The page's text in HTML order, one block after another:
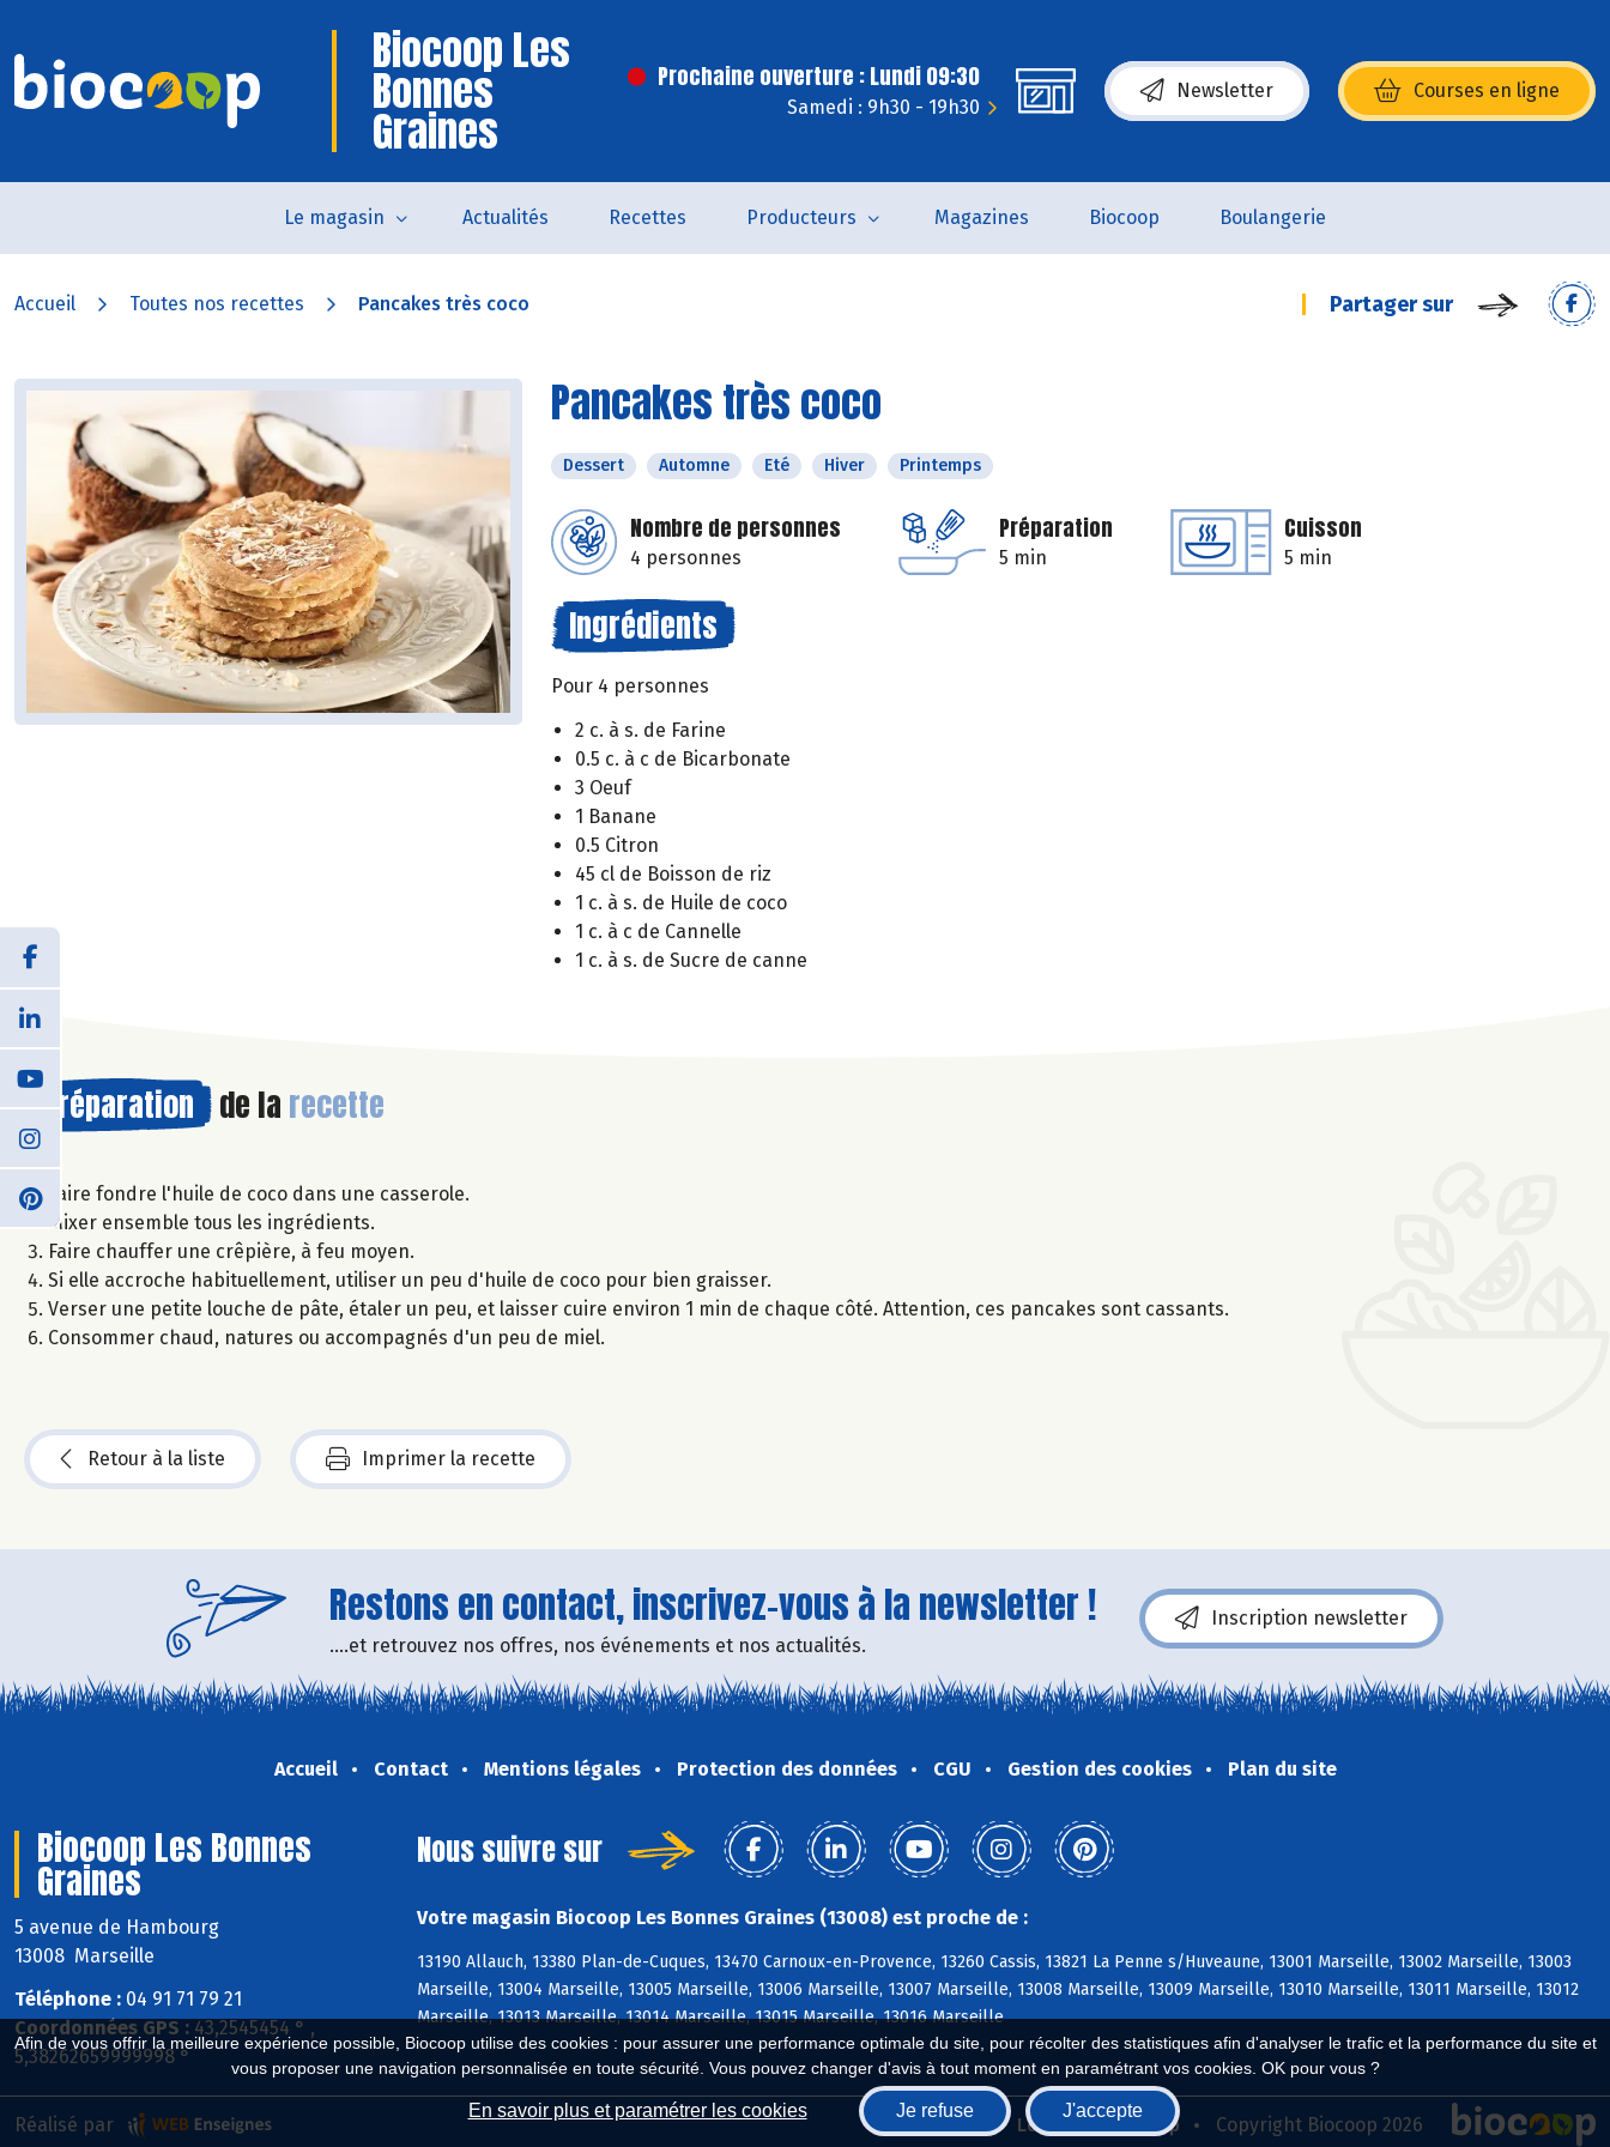
Afin de vous offrir la meilleure expérience possible, Biocoop utilise des cookies : pour assurer une performance optimale du site, pour récolter des statistiques afin d'analyser le trafic et la performance du site et
vous proposer une navigation personnalisée en toute sécurité. Vous pouvez changer d'avis à tout moment en paramétrant vos cookies. OK pour vous ?
En savoir plus et paramétrer les cookies Je refuse J'accepte
Biocoop Les
Bonnes
Graines
Prochaine ouverture : Lundi 09:30
Samedi : 9h30 - 19h30
Newsletter Courses en ligne
(s’ouvre dans une nouvelle fenêtre)
Le magasin Actualités Recettes Producteurs Magazines Biocoop Boulangerie
Accueil Toutes nos recettes Pancakes très coco Partager sur
Pancakes très coco
Dessert Automne Eté Hiver Printemps
Nombre de personnes
4 personnes
Préparation
5 min
Cuisson
5 min
Ingrédients
Pour 4 personnes
2 c. à s. de Farine
0.5 c. à c de Bicarbonate
3 Oeuf
1 Banane
0.5 Citron
45 cl de Boisson de riz
1 c. à s. de Huile de coco
1 c. à c de Cannelle
1 c. à s. de Sucre de canne
Préparation de la recette
Faire fondre l'huile de coco dans une casserole.
Mixer ensemble tous les ingrédients.
Faire chauffer une crêpière, à feu moyen.
Si elle accroche habituellement, utiliser un peu d'huile de coco pour bien graisser.
Verser une petite louche de pâte, étaler un peu, et laisser cuire environ 1 min de chaque côté. Attention, ces pancakes sont cassants.
Consommer chaud, natures ou accompagnés d'un peu de miel.
Retour à la liste Imprimer la recette
Restons en contact, inscrivez-vous à la newsletter !
....et retrouvez nos offres, nos événements et nos actualités.
Inscription newsletter
Accueil Contact Mentions légales Protection des données CGU Gestion des cookies Plan du site
Biocoop Les Bonnes
Graines
5 avenue de Hambourg
13008 Marseille
Téléphone : 04 91 71 79 21
Coordonnées GPS : 43,2545454 ° ,
5,38262659999998 °
Nous suivre sur
Votre magasin Biocoop Les Bonnes Graines (13008) est proche de :
13190 Allauch, 13380 Plan-de-Cuques, 13470 Carnoux-en-Provence, 13260 Cassis, 13821 La Penne s/Huveaune, 13001 Marseille, 13002 Marseille, 13003
Marseille, 13004 Marseille, 13005 Marseille, 13006 Marseille, 13007 Marseille, 13008 Marseille, 13009 Marseille, 13010 Marseille, 13011 Marseille, 13012
Marseille, 13013 Marseille, 13014 Marseille, 13015 Marseille, 13016 Marseille
Biocoop.fr Le réseau Biocoop Copyright Biocoop 2026
Réalisé par